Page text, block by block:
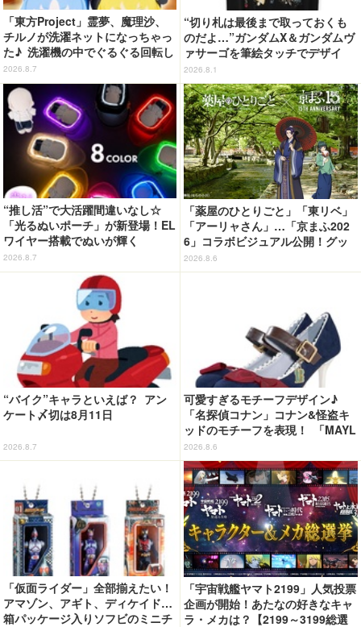
「東方Project」霊夢、魔理沙、
チルノが洗濯ネットになっちゃっ
た♪ 洗濯機の中でぐるぐる回転し
続ける姿を思わず眺めたくなっち
ゃう!?
2026.8.7
“切り札は最後まで取っておくも
のだよ…”ガンダムX＆ガンダムヴ
ァサーゴを筆絵タッチでデザイ
ン！「ガンダムX」Tシャツ発売
2026.8.1
“推し活”で大活躍間違いなし☆
「光るぬいポーチ」が新登場！EL
ワイヤー搭載でぬいが輝く
2026.8.7
「薬屋のひとりごと」「東リベ」
「アーリャさん」…「京まふ202
6」コラボビジュアル公開！グッ
ズなどの最新情報も
2026.8.6
“バイク”キャラといえば？ アン
ケート〆切は8月11日
2026.8.7
可愛すぎるモチーフデザイン♪
「名探偵コナン」コナン&怪盗キ
ッドのモチーフを表現！ 「MAYL
A」パンプスがセール実施中【3
0％オフセール】
2026.8.6
「仮面ライダー」全部揃えたい！
アマゾン、アギト、ディケイド…
箱パッケージ入りソフビのミニチ
「宇宙戦艦ヤマト2199」人気投票
企画が開始！あたなの好きなキャ
ラ・メカは？【2199～3199総選